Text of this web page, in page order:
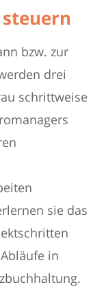
bzw. zur
drei
schrittweise
sie das
in